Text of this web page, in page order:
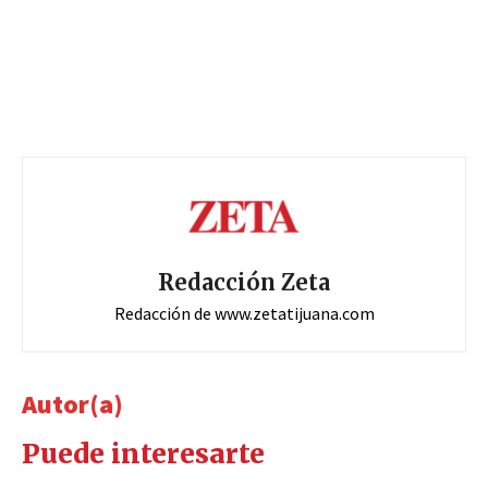
Redacción Zeta
Redacción de www.zetatijuana.com
Autor(a)
Puede interesarte